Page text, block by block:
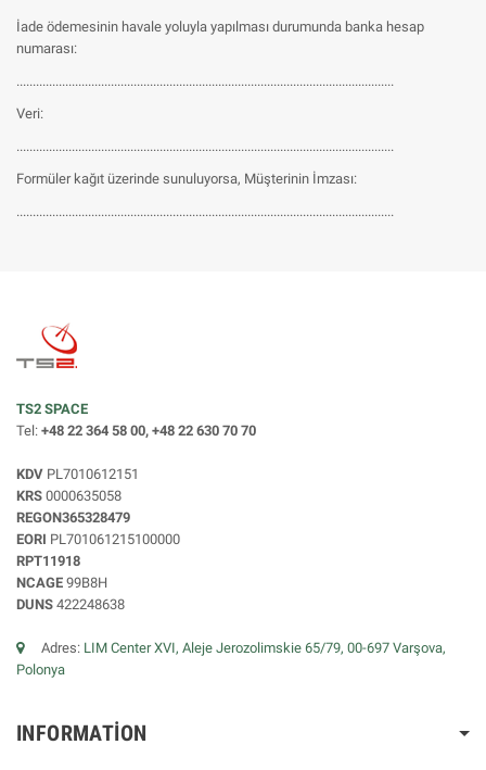
İade ödemesinin havale yoluyla yapılması durumunda banka hesap
numarası:
....................................................................................................................
Veri:
....................................................................................................................
Formüler kağıt üzerinde sunuluyorsa, Müşterinin İmzası:
....................................................................................................................
TS2 SPACE
Tel: +48 22 364 58 00, +48 22 630 70 70
KDV PL7010612151
KRS 0000635058
REGON365328479
EORI PL701061215100000
RPT11918
NCAGE 99B8H
DUNS 422248638
Adres: LIM Center XVI, Aleje Jerozolimskie 65/79, 00-697 Varşova,
Polonya
INFORMATION